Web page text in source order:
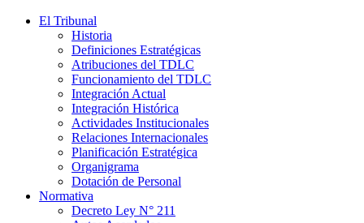
El Tribunal
Historia
Definiciones Estratégicas
Atribuciones del TDLC
Funcionamiento del TDLC
Integración Actual
Integración Histórica
Actividades Institucionales
Relaciones Internacionales
Planificación Estratégica
Organigrama
Dotación de Personal
Normativa
Decreto Ley N° 211